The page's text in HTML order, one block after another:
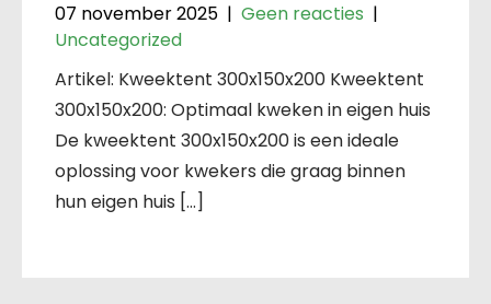
07 november 2025 | Geen reacties |
Uncategorized
Artikel: Kweektent 300x150x200 Kweektent
300x150x200: Optimaal kweken in eigen huis
De kweektent 300x150x200 is een ideale
oplossing voor kwekers die graag binnen
hun eigen huis […]